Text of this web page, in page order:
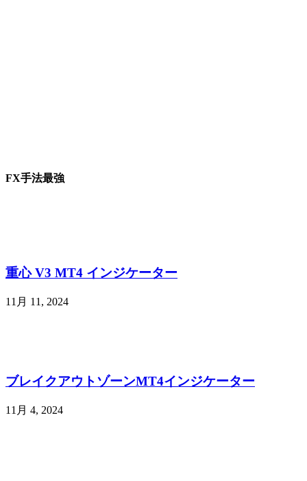
FX手法最強
重心 V3 MT4 インジケーター
11月 11, 2024
ブレイクアウトゾーンMT4インジケーター
11月 4, 2024